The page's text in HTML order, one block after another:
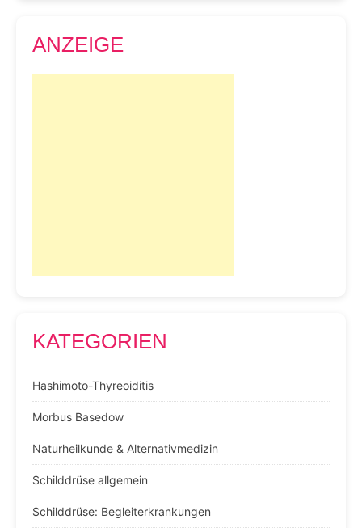
ANZEIGE
KATEGORIEN
Hashimoto-Thyreoiditis
Morbus Basedow
Naturheilkunde & Alternativmedizin
Schilddrüse allgemein
Schilddrüse: Begleiterkrankungen